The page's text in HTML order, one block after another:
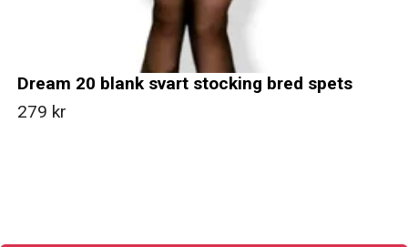
Dream 20 blank svart stocking bred spets
279 kr